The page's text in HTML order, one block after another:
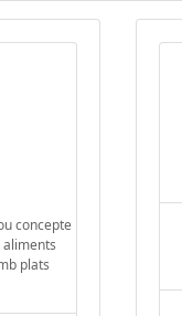
concepte
plats